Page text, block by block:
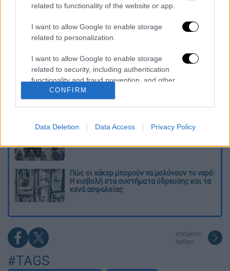
related to functionality of the website or app.
I want to allow Google to enable storage
related to personalization.
I want to allow Google to enable storage
related to security, including authentication
functionality and fraud prevention, and other
user protection.
CONFIRM
Data Deletion Data Access Privacy Policy
Διαβάστε ακόμη
της ΟΣΥ καταγγέλλουν δρομολόγια που
«δεν βγαίνουν» και προειδοποιούν για
κινδύνους
Πώς έγινε η τραγωδία στα Μάλια: Η 40χρονη
πνίγηκε για να σώσει τη φίλη της
Marfin: Στην Αθήνα σήμερα η 46χρονη
Πώς οι χάκερ μπορούν να μολύνουν το νερό:
Η εισβολή στα συστήματα ύδρευσης και τα
κενά ασφαλείας
επόμενο
άρθρο
#TAGS